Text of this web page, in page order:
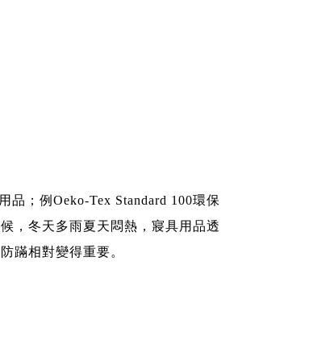
品；例Oeko-Tex Standard 100環保
，冬天多雨夏天悶熱，寢具用品透
蹣相對變得重要。